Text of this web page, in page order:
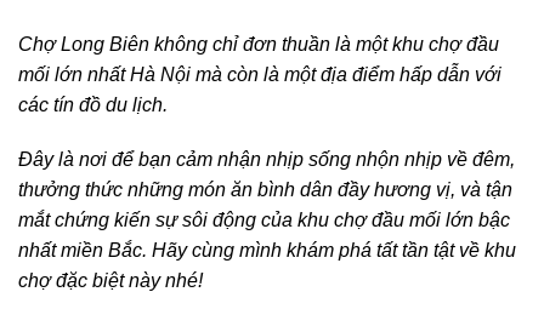
Chợ Long Biên không chỉ đơn thuần là một khu chợ đầu
mối lớn nhất Hà Nội mà còn là một địa điểm hấp dẫn với
các tín đồ du lịch.
Đây là nơi để bạn cảm nhận nhịp sống nhộn nhịp về đêm,
thưởng thức những món ăn bình dân đầy hương vị, và tận
mắt chứng kiến sự sôi động của khu chợ đầu mối lớn bậc
nhất miền Bắc. Hãy cùng mình khám phá tất tần tật về khu
chợ đặc biệt này nhé!